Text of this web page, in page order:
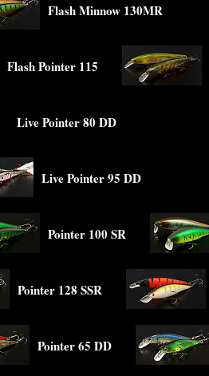
Flash Minnow 130MR
Flash Pointer 115
Live Pointer 80 DD
Live Pointer 95 DD
Pointer 100 SR
Pointer 128 SSR
Pointer 65 DD